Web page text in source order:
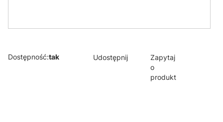
Dostępność:tak Udostępnij
Zapytaj
o
produkt